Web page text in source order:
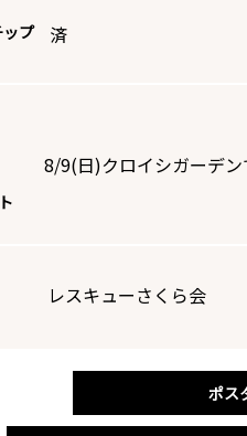
プ 済
8/9(日)クロイシガーデン
レスキューさくら会
ポス